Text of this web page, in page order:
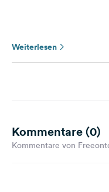
Weiterlesen
Kommentare (0)
Kommentare von